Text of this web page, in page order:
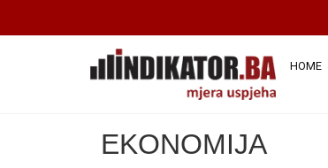
HOME
EKONOMIJA